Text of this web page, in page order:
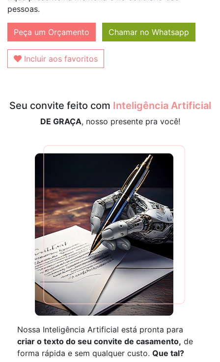
pessoas.
Peça um Orçamento Chamar no Whatsapp
Incluir aos favoritos
Seu convite feito com Inteligência Artificial
DE GRAÇA, nosso presente pra você!
Nossa Inteligência Artificial está pronta para
criar o texto do seu convite de casamento, de
forma rápida e sem qualquer custo. Que tal?